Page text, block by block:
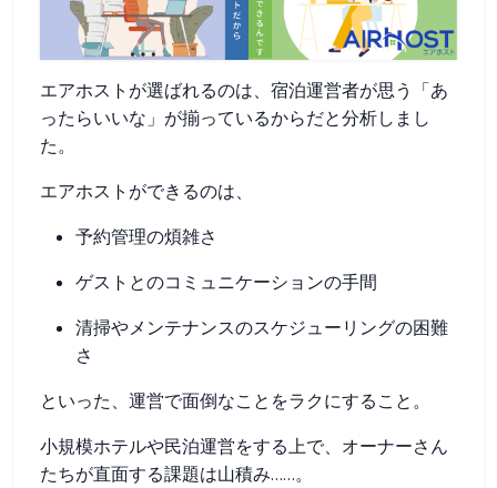
エアホストが選ばれるのは、宿泊運営者が思う「あ
ったらいいな」が揃っているからだと分析しまし
た。
エアホストができるのは、
予約管理の煩雑さ
ゲストとのコミュニケーションの手間
清掃やメンテナンスのスケジューリングの困難
さ
といった、運営で面倒なことをラクにすること。
小規模ホテルや民泊運営をする上で、オーナーさん
たちが直面する課題は山積み……。